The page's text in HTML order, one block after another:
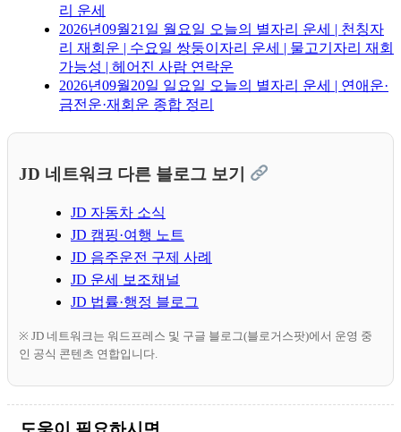
리 운세
2026년09월21일 월요일 오늘의 별자리 운세 | 천칭자
리 재회운 | 수요일 쌍둥이자리 운세 | 물고기자리 재회
가능성 | 헤어진 사람 연락운
2026년09월20일 일요일 오늘의 별자리 운세 | 연애운·
금전운·재회운 종합 정리
JD 네트워크 다른 블로그 보기
JD 자동차 소식
JD 캠핑·여행 노트
JD 음주운전 구제 사례
JD 운세 보조채널
JD 법률·행정 블로그
※ JD 네트워크는 워드프레스 및 구글 블로그(블로거스팟)에서 운영 중
인 공식 콘텐츠 연합입니다.